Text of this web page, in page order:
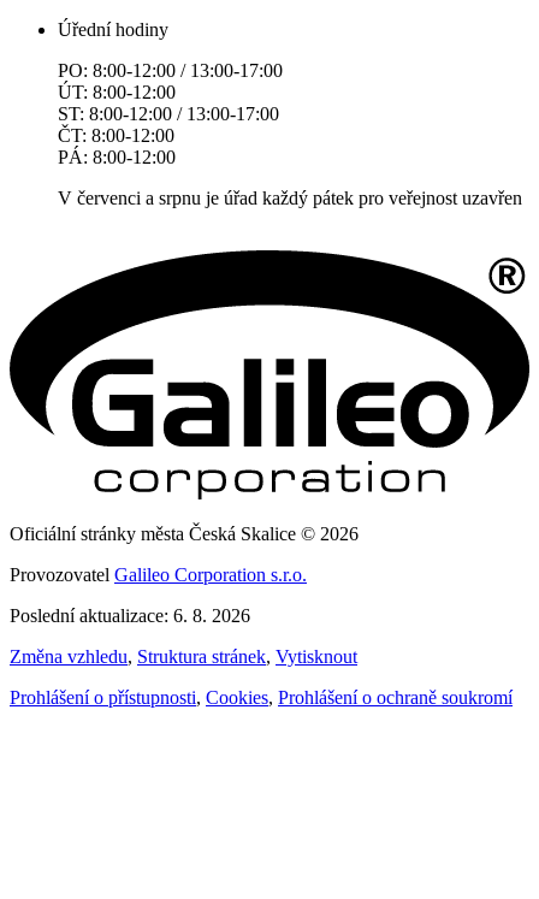
Úřední hodiny
PO: 8:00-12:00 / 13:00-17:00
ÚT: 8:00-12:00
ST: 8:00-12:00 / 13:00-17:00
ČT: 8:00-12:00
PÁ: 8:00-12:00
V červenci a srpnu je úřad každý pátek pro veřejnost uzavřen
Oficiální stránky města Česká Skalice © 2026
Provozovatel Galileo Corporation s.r.o.
Poslední aktualizace: 6. 8. 2026
Změna vzhledu, Struktura stránek, Vytisknout
Prohlášení o přístupnosti, Cookies, Prohlášení o ochraně soukromí